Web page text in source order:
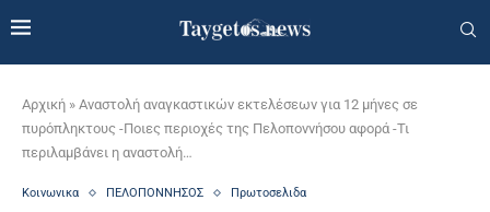
Αρχική » Αναστολή αναγκαστικών εκτελέσεων για 12 μήνες σε
πυρόπληκτους -Ποιες περιοχές της Πελοποννήσου αφορά -Τι
περιλαμβάνει η αναστολή…
Κοινωνικα ΠΕΛΟΠΟΝΝΗΣΟΣ Πρωτοσελιδα